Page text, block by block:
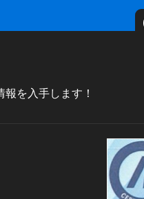
を入手します！